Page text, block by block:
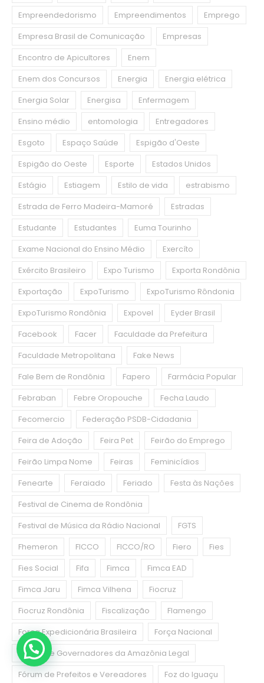
Empreendedorismo
Empreendimentos
Emprego
Empresa Brasil de Comunicação
Empresas
Encontro de Apicultores
Enem
Enem dos Concursos
Energia
Energia elétrica
Energia Solar
Energisa
Enfermagem
Ensino médio
entomologia
Entregadores
Esgoto
Espaço Saúde
Espigão d'Oeste
Espigão do Oeste
Esporte
Estados Unidos
Estágio
Estiagem Estilo de vida
estrabismo
Estrada de Ferro Madeira-Mamoré
Estradas
Estudante
Estudantes
Euma Tourinho
Exame Nacional do Ensino Médio
Exercíto
Exército Brasileiro
Expo Turismo
Exporta Rondônia
Exportação
ExpoTurismo
ExpoTurismo Rôndonia
ExpoTurismo Rondônia
Expovel
Eyder Brasil
Facebook
Facer
Faculdade da Prefeitura
Faculdade Metropolitana
Fake News
Fale Bem de Rondônia
Fapero
Farmácia Popular
Febraban
Febre Oropouche
Fecha Laudo
Fecomercio
Federação PSDB-Cidadania
Feira de Adoção
Feira Pet
Feirão do Emprego
Feirão Limpa Nome
Feiras
Feminicídios
Fenearte
Feraiado Feriado
Festa às Nações
Festival de Cinema de Rondônia
Festival de Música da Rádio Nacional
FGTS
Fhemeron
FICCO FICCO/RO Fiero
Fies
Fies Social
Fifa Fimca
Fimca EAD
Fimca Jaru
Fimca Vilhena
Fiocruz
Fiocruz Rondônia
Fiscalização
Flamengo
Força Expedicionária Brasileira
Força Nacional
Fórum de Governadores da Amazônia Legal
Fórum de Prefeitos e Vereadores
Foz do Iguaçu